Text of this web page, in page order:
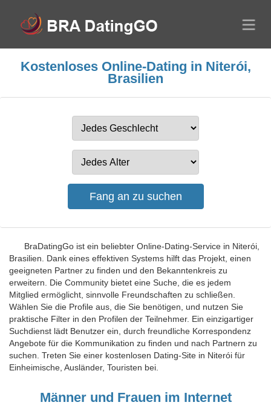
Kostenloses Online-Dating in Niterói,
Brasilien
BraDatingGo ist ein beliebter Online-Dating-Service in Niterói,
Brasilien. Dank eines effektiven Systems hilft das Projekt, einen
geeigneten Partner zu finden und den Bekanntenkreis zu
erweitern. Die Community bietet eine Suche, die es jedem
Mitglied ermöglicht, sinnvolle Freundschaften zu schließen.
Wählen Sie die Profile aus, die Sie benötigen, und nutzen Sie
praktische Filter in den Profilen der Teilnehmer. Ein einzigartiger
Suchdienst lädt Benutzer ein, durch freundliche Korrespondenz
Angebote für die Kommunikation zu finden und nach Partnern zu
suchen. Treten Sie einer kostenlosen Dating-Site in Niterói für
Einheimische, Ausländer, Touristen bei.
Männer und Frauen im Internet